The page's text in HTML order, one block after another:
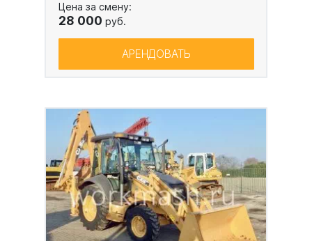
Цена за смену:
28 000 руб.
АРЕНДОВАТЬ